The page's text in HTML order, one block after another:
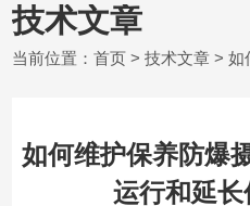
技术文章
当前位置：首页 >技术文章 > 如何维
如何维护保养防爆
运行和延长使